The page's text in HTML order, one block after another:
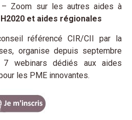
Zoom sur les autres aides à
et aides régionales
référencé CIR/CII par la
organise depuis septembre
webinars dédiés aux aides
les PME innovantes.